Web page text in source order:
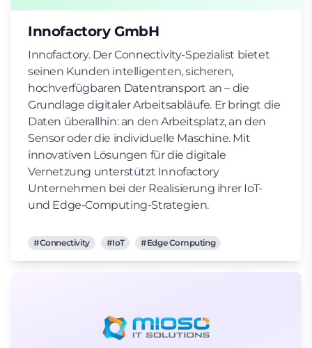
Innofactory GmbH
Innofactory. Der Connectivity-Spezialist bietet
seinen Kunden intelligenten, sicheren,
hochverfügbaren Datentransport an – die
Grundlage digitaler Arbeitsabläufe. Er bringt die
Daten überallhin: an den Arbeitsplatz, an den
Sensor oder die individuelle Maschine. Mit
innovativen Lösungen für die digitale
Vernetzung unterstützt Innofactory
Unternehmen bei der Realisierung ihrer IoT-
und Edge-Computing-Strategien.
#Connectivity #IoT #Edge Computing